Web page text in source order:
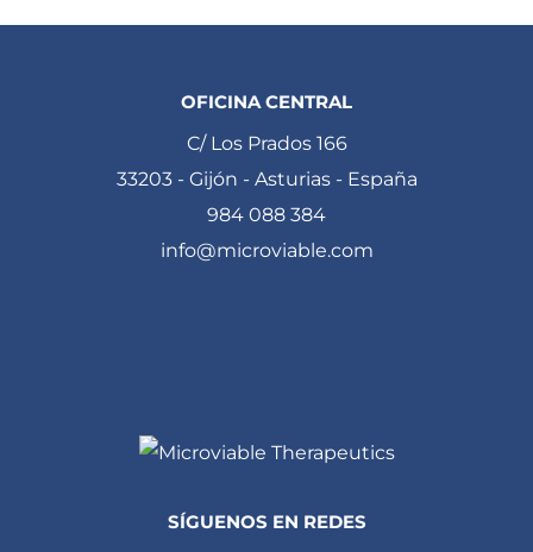
OFICINA CENTRAL
C/ Los Prados 166
33203 - Gijón - Asturias - España
984 088 384
info@microviable.com
SÍGUENOS EN REDES